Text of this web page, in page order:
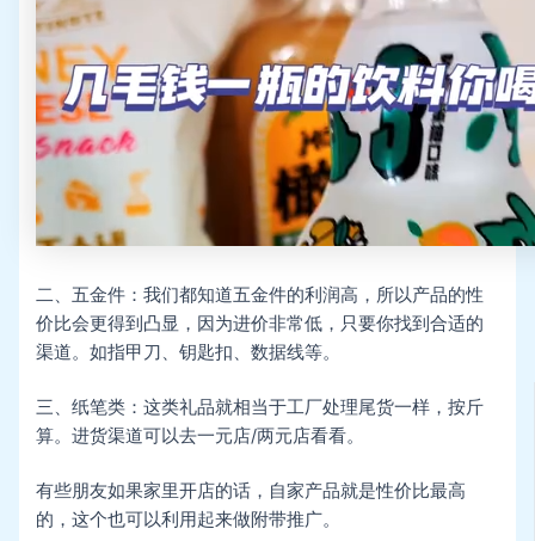
二、五金件：我们都知道五金件的利润高，所以产品的性
价比会更得到凸显，因为进价非常低，只要你找到合适的
渠道。如指甲刀、钥匙扣、数据线等。
三、纸笔类：这类礼品就相当于工厂处理尾货一样，按斤
算。进货渠道可以去一元店/两元店看看。
有些朋友如果家里开店的话，自家产品就是性价比最高
的，这个也可以利用起来做附带推广。